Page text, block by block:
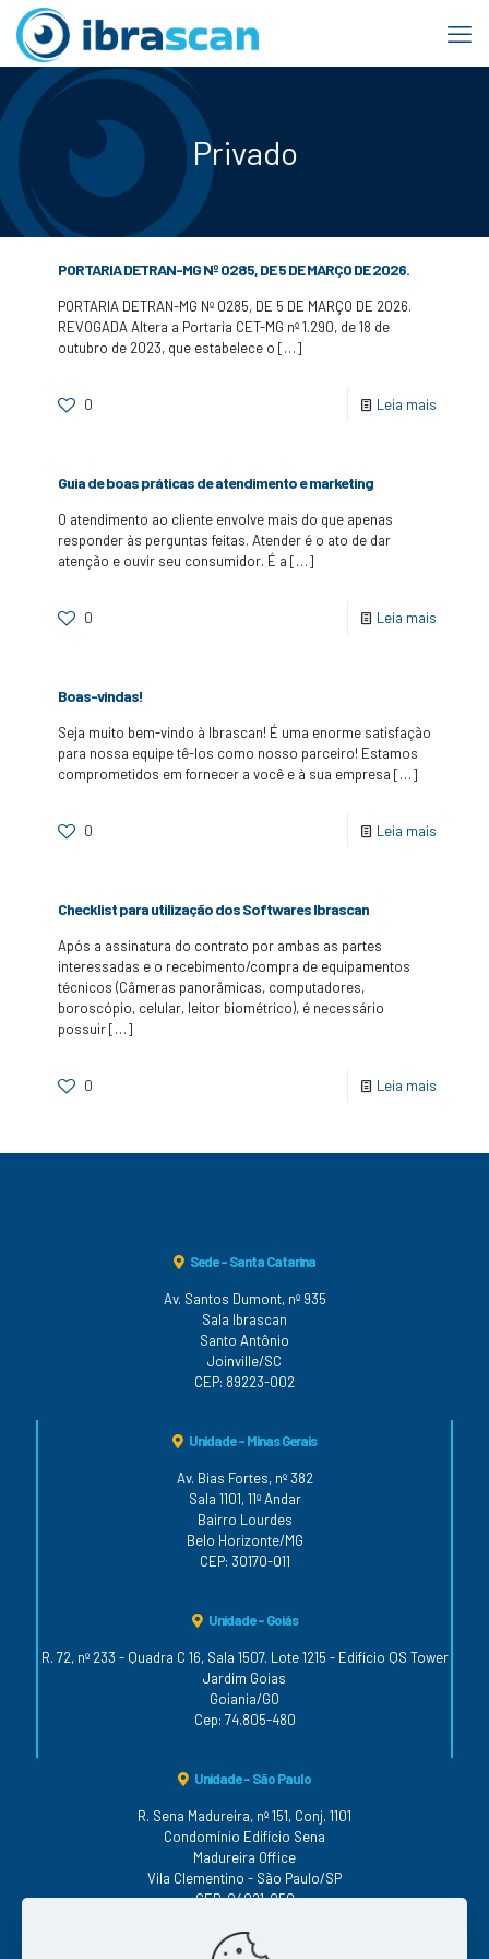
Privado
PORTARIA DETRAN-MG Nº 0285, DE 5 DE MARÇO DE 2026.
PORTARIA DETRAN-MG Nº 0285, DE 5 DE MARÇO DE 2026.
REVOGADA Altera a Portaria CET-MG nº 1.290, de 18 de
outubro de 2023, que estabelece o […]
0 Leia mais
Guia de boas práticas de atendimento e marketing
O atendimento ao cliente envolve mais do que apenas
responder às perguntas feitas. Atender é o ato de dar
atenção e ouvir seu consumidor. É a […]
0 Leia mais
Boas-vindas!
Seja muito bem-vindo à Ibrascan! É uma enorme satisfação
para nossa equipe tê-los como nosso parceiro! Estamos
comprometidos em fornecer a você e à sua empresa […]
0 Leia mais
Checklist para utilização dos Softwares Ibrascan
Após a assinatura do contrato por ambas as partes
interessadas e o recebimento/compra de equipamentos
técnicos (Câmeras panorâmicas, computadores,
boroscópio, celular, leitor biométrico), é necessário
possuir[…]
0 Leia mais
Sede - Santa Catarina
Av. Santos Dumont, nº 935
Sala Ibrascan
Santo Antônio
Joinville/SC
CEP: 89223-002
Unidade - Minas Gerais
Av. Bias Fortes, nº 382
Sala 1101, 11º Andar
Bairro Lourdes
Belo Horizonte/MG
CEP: 30170-011
Unidade - Goiás
R. 72, nº 233 - Quadra C 16, Sala 1507. Lote 1215 - Edifício QS Tower
Jardim Goias
Goiania/GO
Cep: 74.805-480
Unidade - São Paulo
R. Sena Madureira, nº 151, Conj. 1101
Condomínio Edifício Sena
Madureira Office
Vila Clementino - São Paulo/SP
CEP: 04021-050